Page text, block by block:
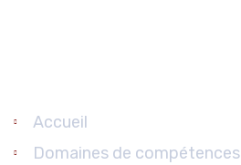
Accueil
Domaines de compétences